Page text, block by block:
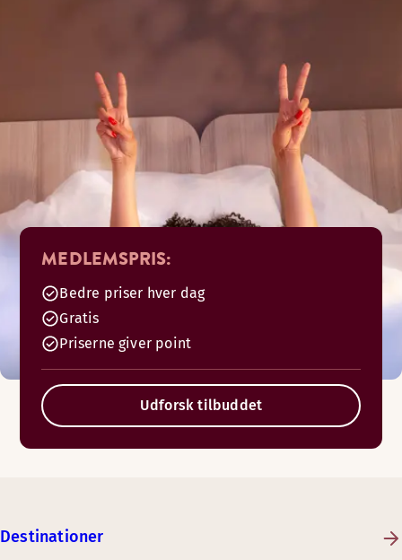
MEDLEMSPRIS:
Bedre priser hver dag
Gratis
Priserne giver point
Udforsk tilbuddet
Destinationer